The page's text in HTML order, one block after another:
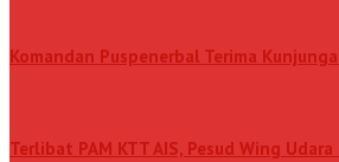
Komandan Puspenerbal Terima
Terlibat PAM KTT AIS, Pesud Wing